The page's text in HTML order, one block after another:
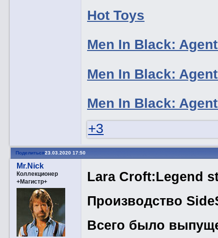
Hot Toys
Men In Black:
Men In Black:
Men In Black:
+3
Поделиться23.03.2020 17:50
Mr.Nick
Коллекционер
+Магистр+
Lara Croft:Legend
Производство
Всего было